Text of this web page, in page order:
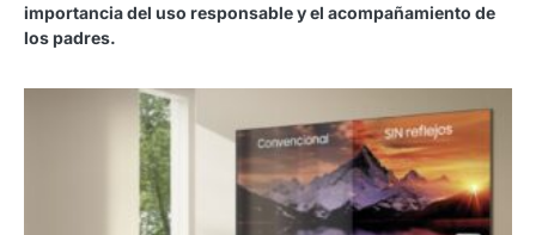
importancia del uso responsable y el acompañamiento de
los padres.